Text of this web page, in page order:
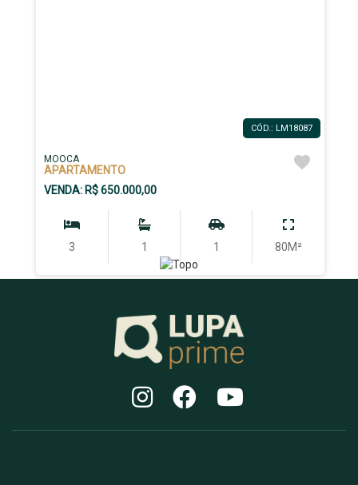
CÓD.: LM18087
MOOCA
APARTAMENTO
VENDA: R$ 650.000,00
3 1 1 80M²